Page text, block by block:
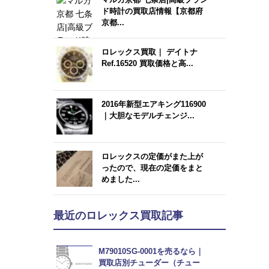
ド時計の買取店情報【京都府
京都...
ロレックス買取｜ デイトナ
Ref.16520 買取価格と高...
2016年新型エアキング116900
｜大胆なモデルチェンジ...
ロレックスの定価がまた上が
ったので、現在の定価をまと
めました...
最近のロレックス買取記事
M79010SG-0001を売るなら｜
買取店別チューダー（チュー